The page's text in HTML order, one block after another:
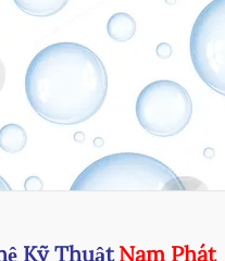
Kỹ Thuật Nam Phát